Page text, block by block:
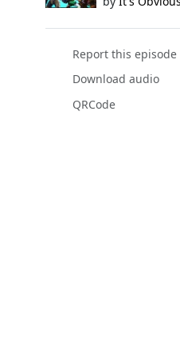
Report this episode
Download audio
QRCode